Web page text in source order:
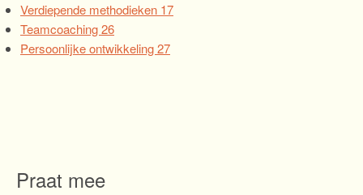
Verdiepende methodieken 17
Teamcoaching26
Persoonlijke ontwikkeling27
Praat mee